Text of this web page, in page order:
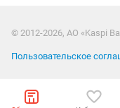
Объявления в
© 2012-2026, АО «Kaspi
Пользовательское